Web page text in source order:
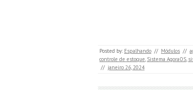
Posted by: Espalhando // Módulos //
controle de estoque, Sistema AgoraOS,
// janeiro 26, 2024